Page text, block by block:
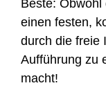
Beste:
einen festen,
durch die freie
Aufführung zu
macht!